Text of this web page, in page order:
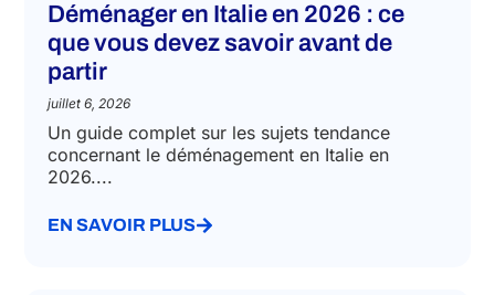
Déménager en Italie en 2026 : ce
que vous devez savoir avant de
partir
juillet 6, 2026
Un guide complet sur les sujets tendance
concernant le déménagement en Italie en
2026....
EN SAVOIR PLUS